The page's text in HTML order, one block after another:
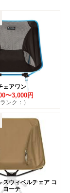
ェアワン
〜3,000円
ランク：）
スウィベルチェア コ
ヨーテ